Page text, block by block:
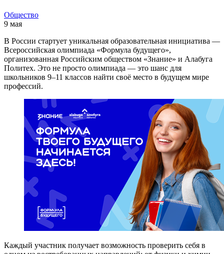
Общество
9 мая
В России стартует уникальная образовательная инициатива —
Всероссийская олимпиада «Формула будущего»,
организованная Российским обществом «Знание» и Алабуга
Политех. Это не просто олимпиада — это шанс для
школьников 9–11 классов найти своё место в будущем мире
профессий.
Каждый участник получает возможность проверить себя в